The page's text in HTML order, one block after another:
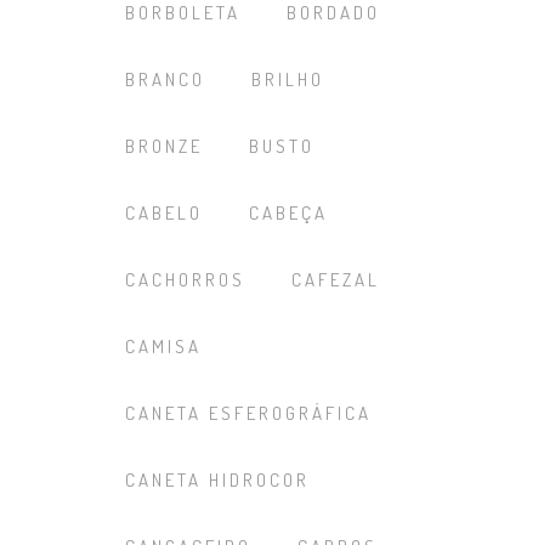
BORBOLETA BORDADO
BRANCO BRILHO
BRONZE BUSTO
CABELO CABEÇA
CACHORROS CAFEZAL
CAMISA
CANETA ESFEROGRÁFICA
CANETA HIDROCOR